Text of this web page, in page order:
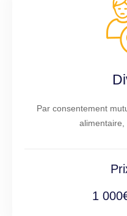
Par consentement
alimentaire,
1